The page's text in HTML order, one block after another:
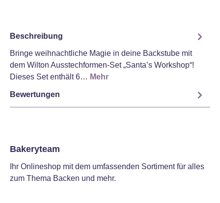
Beschreibung
Bringe weihnachtliche Magie in deine Backstube mit
dem Wilton Ausstechformen-Set „Santa’s Workshop“!
Dieses Set enthält 6… Mehr
Bewertungen
Bakeryteam
Ihr Onlineshop mit dem umfassenden Sortiment für alles
zum Thema Backen und mehr.